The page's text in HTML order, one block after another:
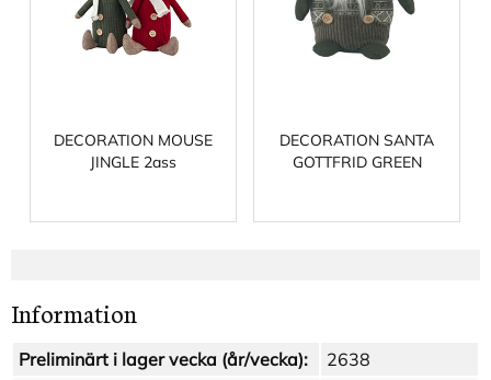
DECORATION MOUSE
JINGLE 2ass
DECORATION SANTA
GOTTFRID GREEN
Information
Preliminärt i lager vecka (år/vecka):
2638